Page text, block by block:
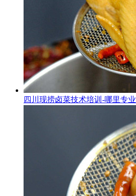
四川现捞卤菜技术培训-哪里专业